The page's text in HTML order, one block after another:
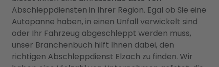
Abschleppdiensten in Ihrer Region. Egal ob Sie eine
Autopanne haben, in einen Unfall verwickelt sind
oder Ihr Fahrzeug abgeschleppt werden muss,
unser Branchenbuch hilft Ihnen dabei, den
richtigen Abschleppdienst Elzach zu finden. Wir